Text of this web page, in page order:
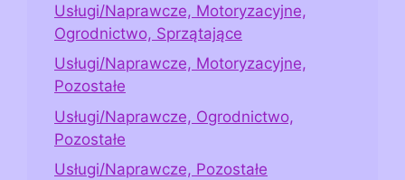
Usługi/Naprawcze, Motoryzacyjne,
Ogrodnictwo, Sprzątające
Usługi/Naprawcze, Motoryzacyjne,
Pozostałe
Usługi/Naprawcze, Ogrodnictwo,
Pozostałe
Usługi/Naprawcze, Pozostałe